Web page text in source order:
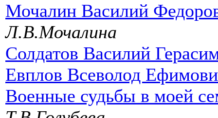
Мочалин Василий
Л.В.Мочалина
Солдатов Василий
Евплов Всеволод
Военные судьбы в моей